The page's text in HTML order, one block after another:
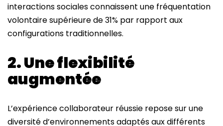
interactions sociales connaissent une fréquentation
volontaire supérieure de 31% par rapport aux
configurations traditionnelles.
2. Une flexibilité
augmentée
L’expérience collaborateur réussie repose sur une
diversité d’environnements adaptés aux différents